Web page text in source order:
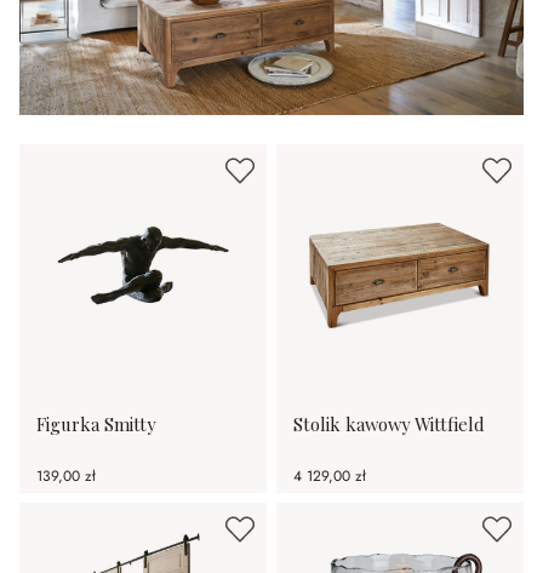
Figurka Smitty
139,00 zł
Stolik kawowy Wittfield
4 129,00 zł